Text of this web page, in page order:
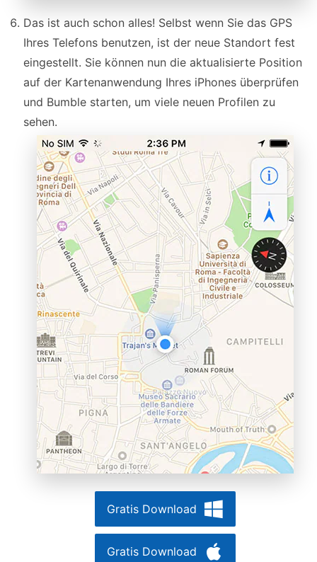
Das ist auch schon alles! Selbst wenn Sie das GPS
Ihres Telefons benutzen, ist der neue Standort fest
eingestellt. Sie können nun die aktualisierte Position
auf der Kartenanwendung Ihres iPhones überprüfen
und Bumble starten, um viele neuen Profilen zu
sehen.
Gratis Download
Gratis Download